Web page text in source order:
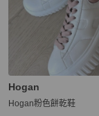
Hogan
Hogan粉色餅乾鞋